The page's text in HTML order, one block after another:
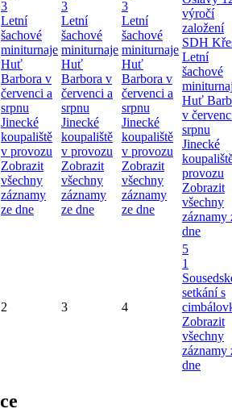
3
Letní
šachové
miniturnaje
Huť
Barbora v
červenci a
srpnu
Jinecké
koupaliště
v provozu
Zobrazit
všechny
záznamy
ze dne
3
Letní
šachové
miniturnaje
Huť
Barbora v
červenci a
srpnu
Jinecké
koupaliště
v provozu
Zobrazit
všechny
záznamy
ze dne
3
Letní
šachové
miniturnaje
Huť
Barbora v
červenci a
srpnu
Jinecké
koupaliště
v provozu
Zobrazit
všechny
záznamy
ze dne
výročí
založení
SDH
Letní
šachové
Huť
v
srpnu
Jinecké
provozu
Zobrazit
všechny
záznamy
dne
2 3 4
5
1
setkání s
Zobrazit
všechny
záznamy
dne